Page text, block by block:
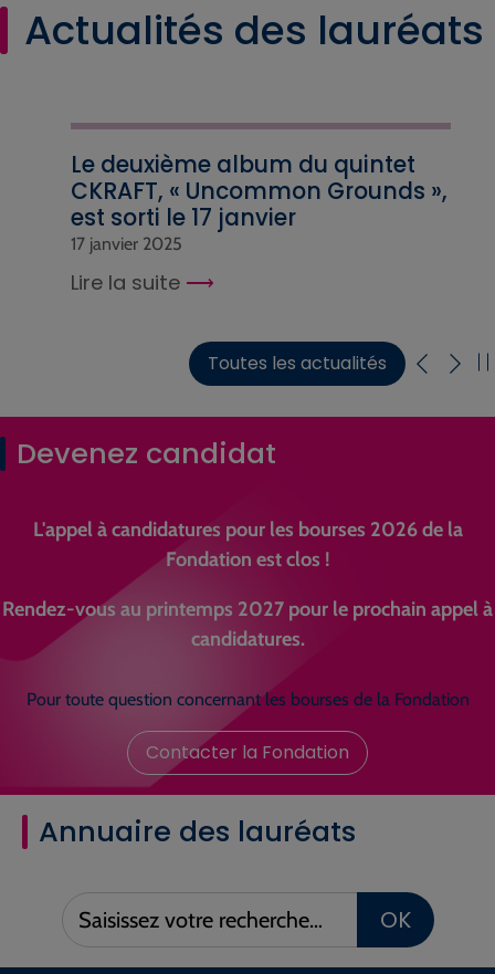
Actualités des lauréats
Le deuxième album du quintet
CKRAFT, « Uncommon Grounds »,
est sorti le 17 janvier
17 janvier 2025
Lire la suite
Toutes les actualités
Devenez candidat
L'appel à candidatures pour les bourses 2026 de la
Fondation est clos !
Rendez-vous au printemps 2027 pour le prochain appel à
candidatures.
Pour toute question concernant les bourses de la Fondation
Contacter la Fondation
Annuaire des lauréats
Saisissez
votre
OK